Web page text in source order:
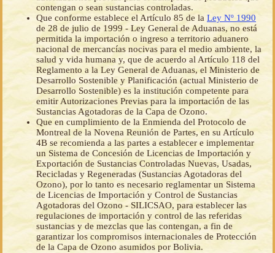
contengan o sean sustancias controladas.
Que conforme establece el Artículo 85 de la Ley Nº 1990
de 28 de julio de 1999 - Ley General de Aduanas, no está
permitida la importación o ingreso a territorio aduanero
nacional de mercancías nocivas para el medio ambiente, la
salud y vida humana y, que de acuerdo al Artículo 118 del
Reglamento a la Ley General de Aduanas, el Ministerio de
Desarrollo Sostenible y Planificación (actual Ministerio de
Desarrollo Sostenible) es la institución competente para
emitir Autorizaciones Previas para la importación de las
Sustancias Agotadoras de la Capa de Ozono.
Que en cumplimiento de la Enmienda del Protocolo de
Montreal de la Novena Reunión de Partes, en su Artículo
4B se recomienda a las partes a establecer e implementar
un Sistema de Concesión de Licencias de Importación y
Exportación de Sustancias Controladas Nuevas, Usadas,
Recicladas y Regeneradas (Sustancias Agotadoras del
Ozono), por lo tanto es necesario reglamentar un Sistema
de Licencias de Importación y Control de Sustancias
Agotadoras del Ozono - SILICSAO, para establecer las
regulaciones de importación y control de las referidas
sustancias y de mezclas que las contengan, a fin de
garantizar los compromisos internacionales de Protección
de la Capa de Ozono asumidos por Bolivia.